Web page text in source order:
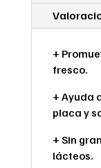
+
fresco.
+ Ayuda
placa y
+ Sin
lácteos.